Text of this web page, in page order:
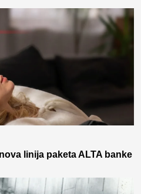
linija paketa ALTA banke